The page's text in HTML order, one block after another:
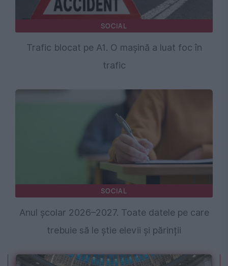
SOCIAL
Trafic blocat pe A1. O mașină a luat foc în
trafic
SOCIAL
Anul școlar 2026–2027. Toate datele pe care
trebuie să le știe elevii și părinții